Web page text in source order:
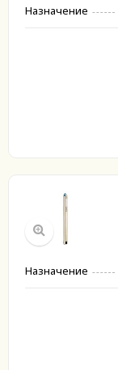
Назначение
Назначение